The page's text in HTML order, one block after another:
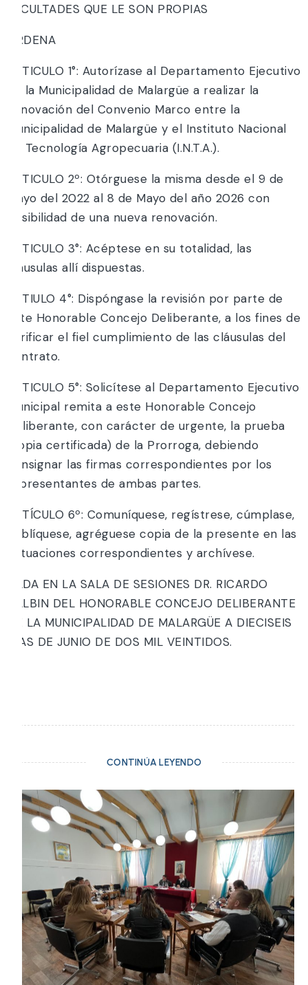
FACULTADES QUE LE SON PROPIAS
ORDENA
ARTICULO 1°: Autorízase al Departamento Ejecutivo
de la Municipalidad de Malargüe a realizar la
Renovación del Convenio Marco entre la
Municipalidad de Malargüe y el Instituto Nacional
de Tecnología Agropecuaria (I.N.T.A.).
ARTICULO 2º: Otórguese la misma desde el 9 de
Mayo del 2022 al 8 de Mayo del año 2026 con
posibilidad de una nueva renovación.
ARTICULO 3°: Acéptese en su totalidad, las
clausulas allí dispuestas.
ARTIULO 4°: Dispóngase la revisión por parte de
éste Honorable Concejo Deliberante, a los fines de
verificar el fiel cumplimiento de las cláusulas del
contrato.
ARTICULO 5°: Solicítese al Departamento Ejecutivo
Municipal remita a este Honorable Concejo
Deliberante, con carácter de urgente, la prueba
(copia certificada) de la Prorroga, debiendo
consignar las firmas correspondientes por los
representantes de ambas partes.
ARTÍCULO 6º: Comuníquese, regístrese, cúmplase,
publíquese, agréguese copia de la presente en las
actuaciones correspondientes y archívese.
DADA EN LA SALA DE SESIONES DR. RICARDO
BALBIN DEL HONORABLE CONCEJO DELIBERANTE
DE LA MUNICIPALIDAD DE MALARGÜE A DIECISEIS
DÍAS DE JUNIO DE DOS MIL VEINTIDOS.
CONTINÚA LEYENDO